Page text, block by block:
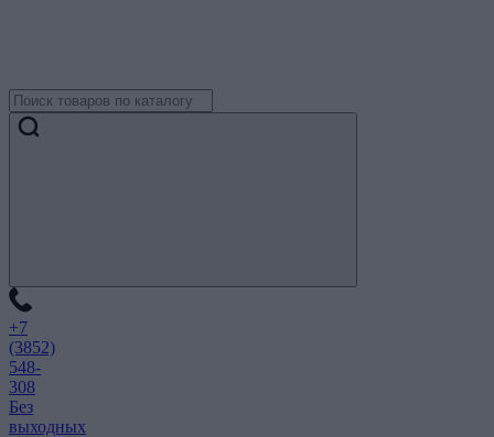
+7
(3852)
548-
308
Без
выходных